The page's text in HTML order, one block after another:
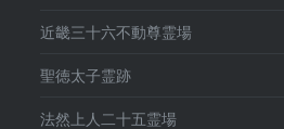
近畿三十六不動尊霊場
聖徳太子霊跡
法然上人二十五霊場